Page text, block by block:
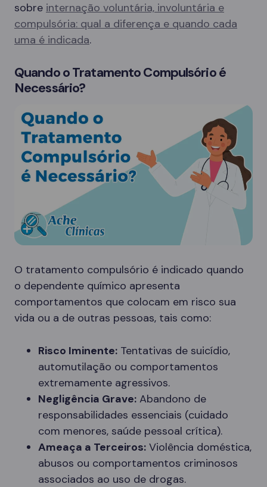
sobre internação voluntária, involuntária e
compulsória: qual a diferença e quando cada
uma é indicada.
Quando o Tratamento Compulsório é
Necessário?
O tratamento compulsório é indicado quando
o dependente químico apresenta
comportamentos que colocam em risco sua
vida ou a de outras pessoas, tais como:
Risco Iminente: Tentativas de suicídio,
automutilação ou comportamentos
extremamente agressivos.
Negligência Grave: Abandono de
responsabilidades essenciais (cuidado
com menores, saúde pessoal crítica).
Ameaça a Terceiros: Violência doméstica,
abusos ou comportamentos criminosos
associados ao uso de drogas.